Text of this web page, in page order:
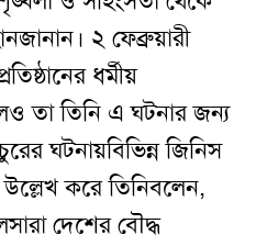
জানান। ২ ফেব্রুয়ারী
ধর্মীয়
তা তিনি এ ঘটনার জন্য
ঘটনায়বিভিন্ন জিনিস
উল্লেখ করে তিনিবলেন,
সারা দেশের বৌদ্ধ